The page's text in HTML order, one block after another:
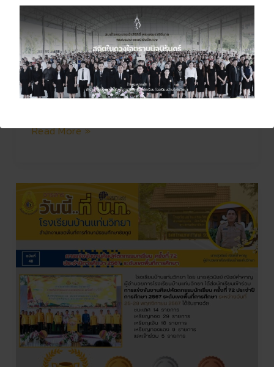
โครงการฟื้นฟูเกษตรและฟาร์ม
AI (Smart Farm)
slide banner,กลุ่มสาระการเรียนรู้ฯ,การงาน
อาชีพ,การเปิดโอกาสให้เกิดการมีส่วนร่วม,คลัง
ภาพกิจกรรม,ประชาสัมพันธ์/Mr.Ongart
Bumrungsuk
Read More »
การ
แข่งขัน
งาน
ศิลป
หัตถ
กรร
มก
เรียน
ครั้ง
ที่
72
ประจำ